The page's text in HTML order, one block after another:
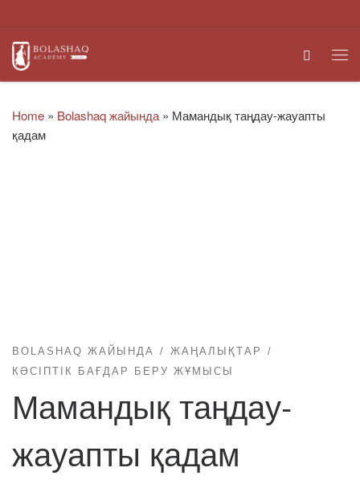
Search
Home » Bolashaq жайында » Мамандық таңдау-жауапты
қадам
BOLASHAQ ЖАЙЫНДА
ЖАҢАЛЫҚТАР
КӘСІПТІК БАҒДАР БЕРУ ЖҰМЫСЫ
Мамандық таңдау-
жауапты қадам